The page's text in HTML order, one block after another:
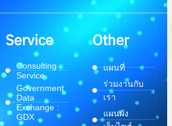
Service
Consulting
Service
Government
Data
Exchange :
GDX
Other
แผนที่
ร่วมงานกับ
เรา
แผนผัง